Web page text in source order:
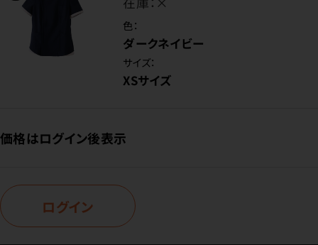
色：
ダークネイビー
サイズ：
XSサイズ
価格はログイン後表示
ログイン